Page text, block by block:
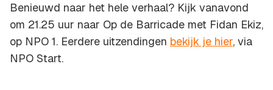
Benieuwd naar het hele verhaal? Kijk vanavond
om 21.25 uur naar Op de Barricade met Fidan Ekiz,
op NPO 1. Eerdere uitzendingen bekijk je hier, via
NPO Start.